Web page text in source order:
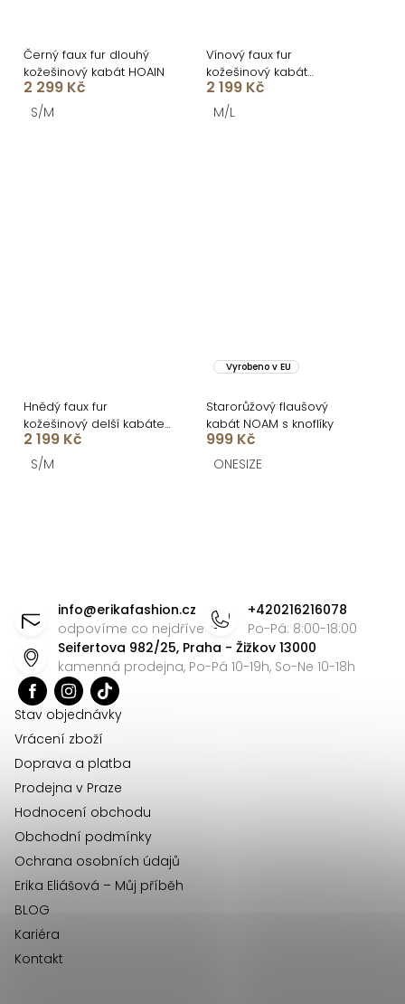
Černý faux fur dlouhý
kožešinový kabát HOAIN
2 299 Kč
S/M
Vínový faux fur
kožešinový kabát
ALBERTO s páskem
2 199 Kč
M/L
Hnědý faux fur
kožešinový delší kabátek
ALBERTO s páskem
2 199 Kč
S/M
Vyrobeno v EU
Starorůžový flaušový
kabát NOAM s knoflíky
999 Kč
ONESIZE
a
c
í
info@erikafashion.cz
odpovíme co nejdříve
+420216216078
Po-Pá: 8:00-18:00
Seifertova 982/25, Praha - Žižkov 13000
kamenná prodejna, Po-Pá 10-19h, So-Ne 10-18h
Stav objednávky
Vrácení zboží
Doprava a platba
Prodejna v Praze
Hodnocení obchodu
Obchodní podmínky
Ochrana osobních údajů
Erika Eliášová – Můj příběh
BLOG
Kariéra
Kontakt